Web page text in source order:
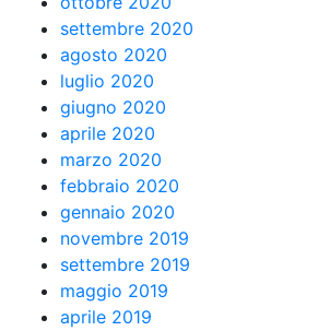
settembre 2020
agosto 2020
luglio 2020
giugno 2020
aprile 2020
marzo 2020
febbraio 2020
gennaio 2020
novembre 2019
settembre 2019
maggio 2019
aprile 2019